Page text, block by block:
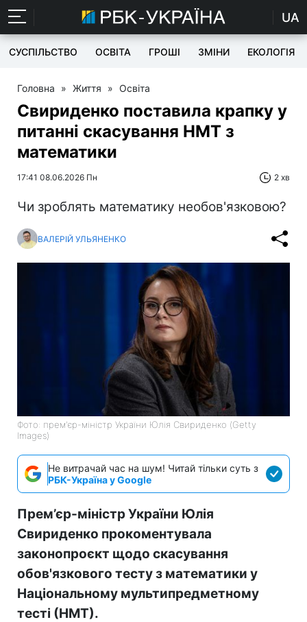
UA
СУСПІЛЬСТВО ОСВІТА ГРОШІ ЗМІНИ ЕКОЛОГІЯ
Головна » Життя » Освіта
Свириденко поставила крапку у
питанні скасування НМТ з
математики
17:41 08.06.2026 Пн 2 хв
Чи зроблять математику необов'язковою?
ВАЛЕРІЙ УЛЬЯНЕНКО
Фото: прем'єр-міністр України Юлія Свириденко (Getty
Images)
Не витрачай час на шум! Читай тільки суть з
РБК-Україна у Google
Прем’єр-міністр України Юлія
Свириденко прокоментувала
законопроєкт щодо скасування
обов'язкового тесту з математики у
Національному мультипредметному
тесті (НМТ).